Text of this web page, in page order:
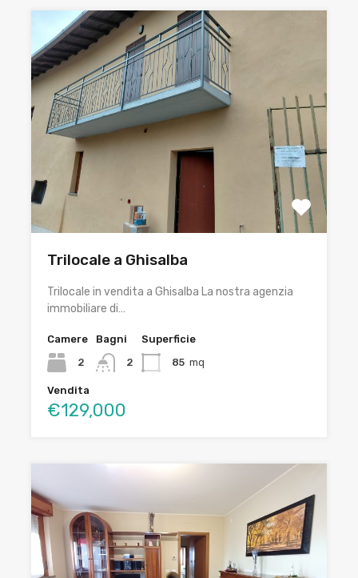
Trilocale a Ghisalba
Trilocale in vendita a Ghisalba La nostra agenzia
immobiliare di…
Camere
2
Bagni
2
Superficie
85 mq
Vendita
€129,000